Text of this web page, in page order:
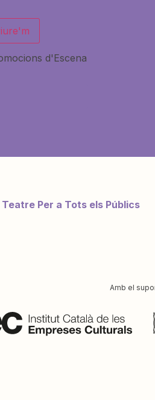
d'Escena
Per a Tots els Públics
Amb el